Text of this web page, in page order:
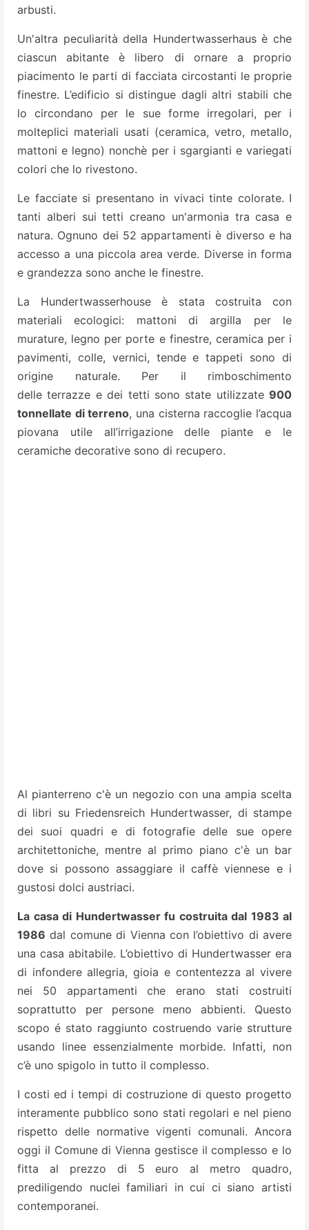
arbusti.
Un'altra peculiarità della Hundertwasserhaus è che
ciascun abitante è libero di ornare a proprio
piacimento le parti di facciata circostanti le proprie
finestre. L’edificio si distingue dagli altri stabili che
lo circondano per le sue forme irregolari, per i
molteplici materiali usati (ceramica, vetro, metallo,
mattoni e legno) nonchè per i sgargianti e variegati
colori che lo rivestono.
Le facciate si presentano in vivaci tinte colorate. I
tanti alberi sui tetti creano un'armonia tra casa e
natura. Ognuno dei 52 appartamenti è diverso e ha
accesso a una piccola area verde. Diverse in forma
e grandezza sono anche le finestre.
La Hundertwasserhouse è stata costruita con
materiali ecologici: mattoni di argilla per le
murature, legno per porte e finestre, ceramica per i
pavimenti, colle, vernici, tende e tappeti sono di
origine naturale. Per il rimboschimento
delle terrazze e dei tetti sono state utilizzate 900
tonnellate di terreno, una cisterna raccoglie l’acqua
piovana utile all’irrigazione delle piante e le
ceramiche decorative sono di recupero.
Al pianterreno c'è un negozio con una ampia scelta
di libri su Friedensreich Hundertwasser, di stampe
dei suoi quadri e di fotografie delle sue opere
architettoniche, mentre al primo piano c'è un bar
dove si possono assaggiare il caffè viennese e i
gustosi dolci austriaci.
La casa di Hundertwasser fu costruita dal 1983 al
1986 dal comune di Vienna con l’obiettivo di avere
una casa abitabile. L’obiettivo di Hundertwasser era
di infondere allegria, gioia e contentezza al vivere
nei 50 appartamenti che erano stati costruiti
soprattutto per persone meno abbienti. Questo
scopo é stato raggiunto costruendo varie strutture
usando linee essenzialmente morbide. Infatti, non
c’è uno spigolo in tutto il complesso.
I costi ed i tempi di costruzione di questo progetto
interamente pubblico sono stati regolari e nel pieno
rispetto delle normative vigenti comunali. Ancora
oggi il Comune di Vienna gestisce il complesso e lo
fitta al prezzo di 5 euro al metro quadro,
prediligendo nuclei familiari in cui ci siano artisti
contemporanei.